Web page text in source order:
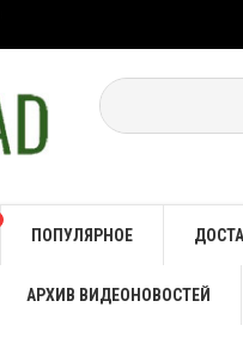
ПОПУЛЯРНОЕ
АРХИВ ВИДЕОНОВОСТЕЙ